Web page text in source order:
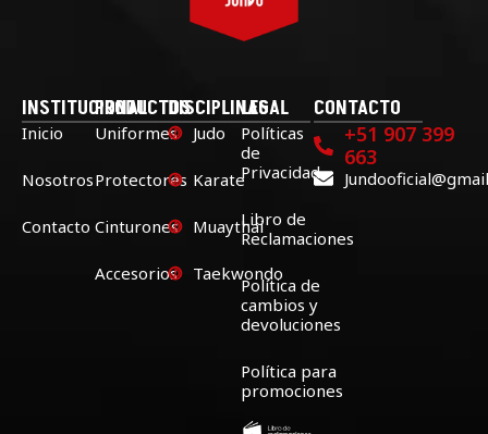
INSTITUCIONAL
Inicio
Nosotros
Contacto
PRODUCTOS
Uniformes
Protectores
Cinturones
Accesorios
DISCIPLINAS
Judo
Karate
Muaythai
Taekwondo
LEGAL
Políticas
de
Privacidad
Libro de
Reclamaciones
Política de
cambios y
devoluciones
Política para
promociones
CONTACTO
+51 907 399
663